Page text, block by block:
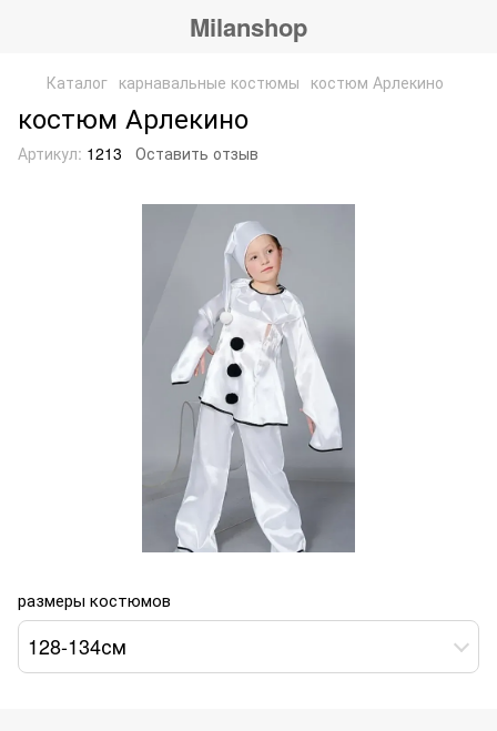
Milanshop
Каталог карнавальные костюмы костюм Арлекино
костюм Арлекино
Артикул: 1213 Оставить отзыв
размеры костюмов
128-134см